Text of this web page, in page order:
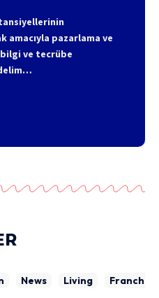
amacıyla pazarlama ve
ve tecrübe
News Living Franchise